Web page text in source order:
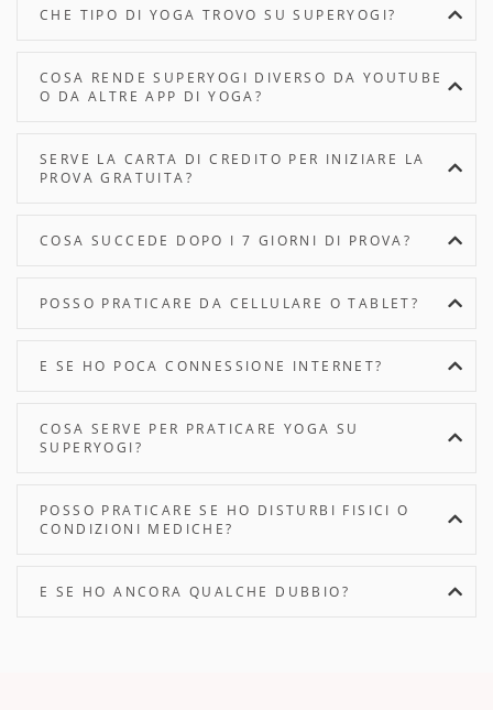
CHE TIPO DI YOGA TROVO SU SUPERYOGI?
COSA RENDE SUPERYOGI DIVERSO DA YOUTUBE
O DA ALTRE APP DI YOGA?
SERVE LA CARTA DI CREDITO PER INIZIARE LA
PROVA GRATUITA?
COSA SUCCEDE DOPO I 7 GIORNI DI PROVA?
POSSO PRATICARE DA CELLULARE O TABLET?
E SE HO POCA CONNESSIONE INTERNET?
COSA SERVE PER PRATICARE YOGA SU
SUPERYOGI?
POSSO PRATICARE SE HO DISTURBI FISICI O
CONDIZIONI MEDICHE?
E SE HO ANCORA QUALCHE DUBBIO?